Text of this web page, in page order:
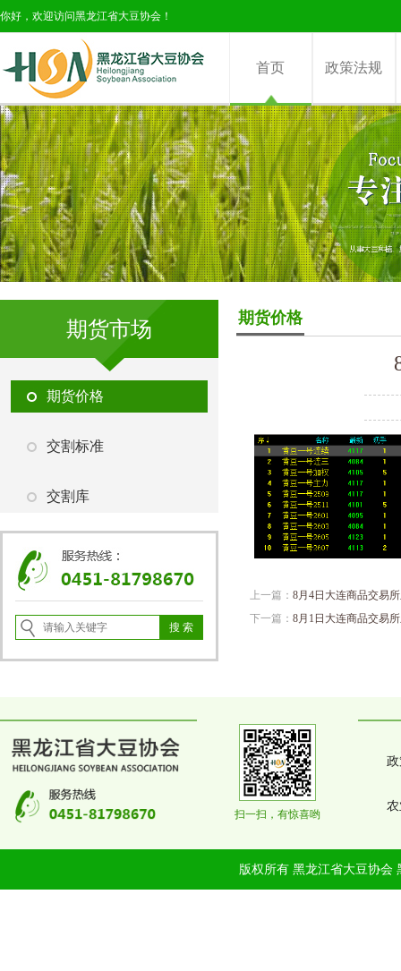
你好，欢迎访问黑龙江省大豆协会！
首页 政策法规
期货市场
期货价格
交割标准
交割库
期货价格
上一篇： 8月4日大连商品交易
下一篇： 8月1日大连商品交易
扫一扫，有惊喜哟
版权所有 黑龙江省大豆协会